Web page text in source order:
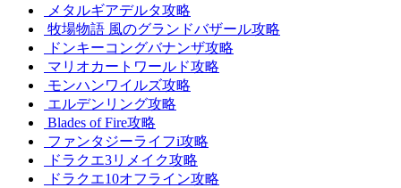
メタルギアデルタ攻略
牧場物語 風のグランドバザール攻略
ドンキーコングバナンザ攻略
マリオカートワールド攻略
モンハンワイルズ攻略
エルデンリング攻略
Blades of Fire攻略
ファンタジーライフi攻略
ドラクエ3リメイク攻略
ドラクエ10オフライン攻略